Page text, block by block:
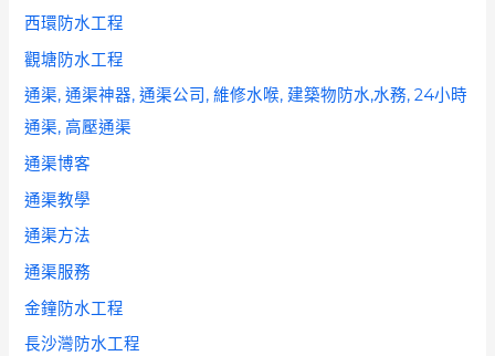
西環防水工程
觀塘防水工程
通渠, 通渠神器, 通渠公司, 維修水喉, 建築物防水,水務, 24小時
通渠, 高壓通渠
通渠博客
通渠教學
通渠方法
通渠服務
金鐘防水工程
長沙灣防水工程